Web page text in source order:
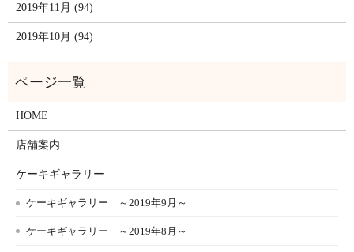
2019年11月 (94)
2019年10月 (94)
HOME
店舗案内
ケーキギャラリー
ケーキギャラリー ～2019年9月～
ケーキギャラリー ～2019年8月～